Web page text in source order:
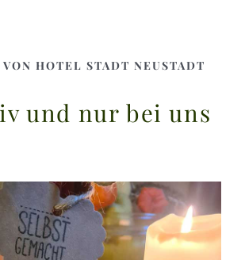
HOTEL STADT NEUSTADT
und nur bei uns